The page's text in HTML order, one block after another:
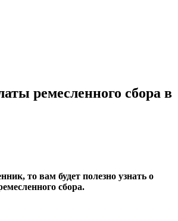
ремесленного сбора в
то вам будет полезно узнать о
сбора.